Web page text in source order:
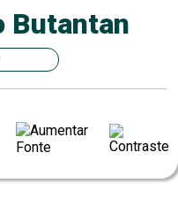
Butantan